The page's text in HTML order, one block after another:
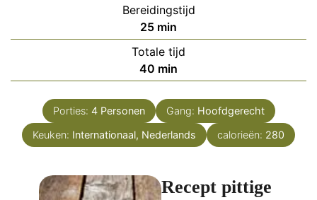
Bereidingstijd
25minuten
min
Totale tijd
40 minuten
min
Porties: 4 Personen Gang: Hoofdgerecht
Keuken: Internationaal, Nederlands calorieën: 280
Recept pittige